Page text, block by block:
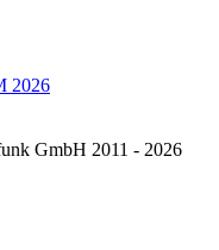
2026
GmbH 2011 - 2026